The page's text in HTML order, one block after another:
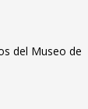
del Museo de